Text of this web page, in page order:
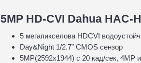
5MP HD-CVI Dahua HAC-
5 мегапикселова HDCVI
Day&Night 1/2.7” CMOS сензор
5MP(2592x1944) с 20 кад/сек, 4MP